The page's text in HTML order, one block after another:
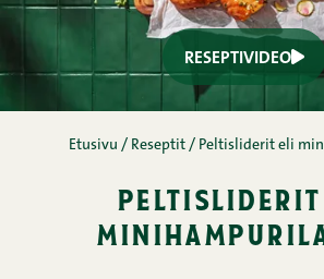
RESEPTIVIDEO
Etusivu / Reseptit / Peltisliderit eli